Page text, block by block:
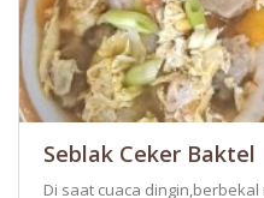
Seblak Ceker Baktel
Di saat cuaca